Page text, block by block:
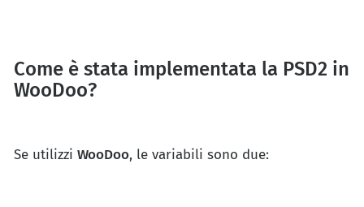
Come è stata implementata la PSD2 in
WooDoo?
Se utilizzi WooDoo, le variabili sono due: